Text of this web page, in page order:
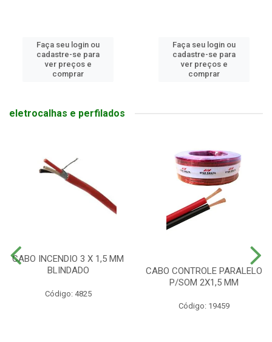
Faça seu login ou
cadastre-se para
ver preços e
comprar
Faça seu login ou
cadastre-se para
ver preços e
comprar
eletrocalhas e perfilados
CABO INCENDIO 3 X 1,5 MM
BLINDADO
Código: 4825
CABO CONTROLE PARALELO
P/SOM 2X1,5 MM
Código: 19459